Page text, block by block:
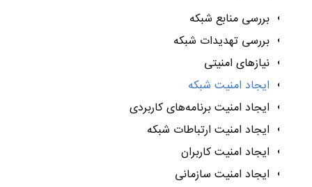
بررسی منابع شبکه
بررسی تهدیدات شبکه
نیازهای امنیتی
ایجاد امنیت شبکه
ایجاد امنیت برنامه‌های کاربردی
ایجاد امنیت ارتباطات شبکه
ایجاد امنیت کاربران
ایجاد امنیت سازمانی